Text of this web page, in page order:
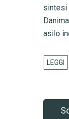
sintesi
asilo